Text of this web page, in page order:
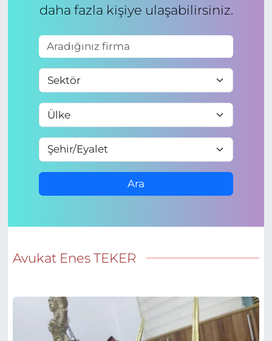
daha fazla kişiye ulaşabilirsiniz.
Ara
Avukat Enes TEKER